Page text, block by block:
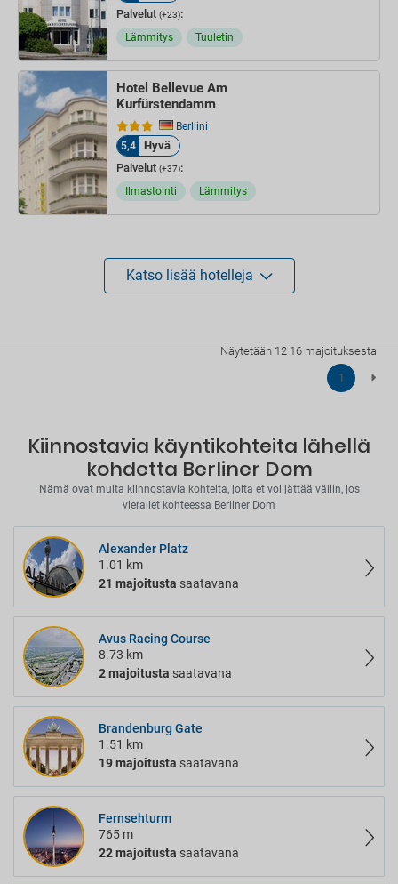
Palvelut (+23):
Lämmitys Tuuletin
Hotel Bellevue Am
Kurfürstendamm
Berliini
5,4
Hyvä
Palvelut (+37):
Ilmastointi Lämmitys
Katso lisää hotelleja
Näytetään 12 16 majoituksesta
1
Kiinnostavia käyntikohteita lähellä
kohdetta Berliner Dom
Nämä ovat muita kiinnostavia kohteita, joita et voi jättää väliin, jos
vierailet kohteessa Berliner Dom
Alexander Platz
1.01 km
21 majoitusta saatavana
Avus Racing Course
8.73 km
2 majoitusta saatavana
Brandenburg Gate
1.51 km
19 majoitusta saatavana
Fernsehturm
765 m
22 majoitusta saatavana